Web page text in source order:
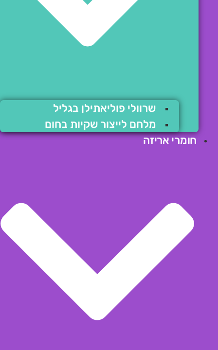
שרוולי פוליאתילן בגליל
מלחם לייצור שקיות בחום
חומרי אריזה